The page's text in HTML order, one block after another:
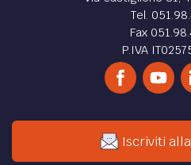
Tel.
Fax
P.IVA
Iscriviti